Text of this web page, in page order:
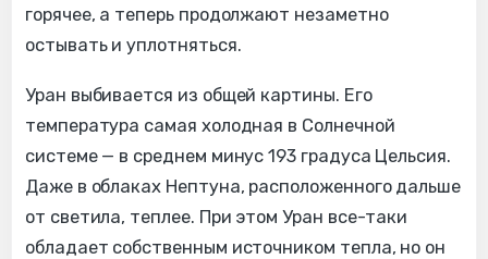
горячее, а теперь продолжают незаметно
остывать и уплотняться.
Уран выбивается из общей картины. Его
температура самая холодная в Солнечной
системе — в среднем минус 193 градуса Цельсия.
Даже в облаках Нептуна, расположенного дальше
от светила, теплее. При этом Уран все-таки
обладает собственным источником тепла, но он